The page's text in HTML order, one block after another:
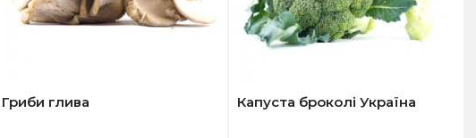
Гриби глива Капуста броколі Україна